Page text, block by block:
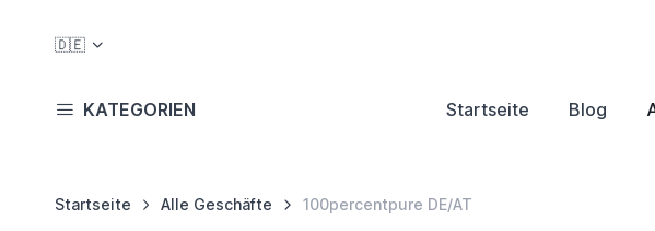
🇩🇪
KATEGORIEN Startseite Blog
Startseite Alle Geschäfte 100percentpure DE/AT